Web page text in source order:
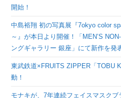
開始！
中島裕翔 初の写真展『7okyo color
～』が本日より開催！「MEN’S
ングギャラリー 銀座」にて新作を発
東武鉄道×FRUITS ZIPPER「TOBU
動！
モナキが、7年連続フェイスマスク